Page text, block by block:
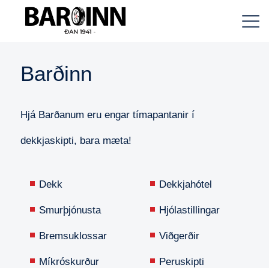
Barðinn
Hjá Barðanum eru engar tímapantanir í
dekkjaskipti, bara mæta!
Dekk Dekkjahótel
Smurþjónusta Hjólastillingar
Bremsuklossar Viðgerðir
Míkróskurður Peruskipti